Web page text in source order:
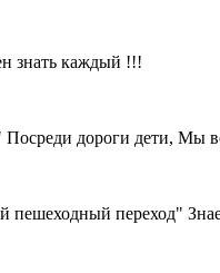
знать каждый !!!
дороги дети, Мы
пешеходный переход"